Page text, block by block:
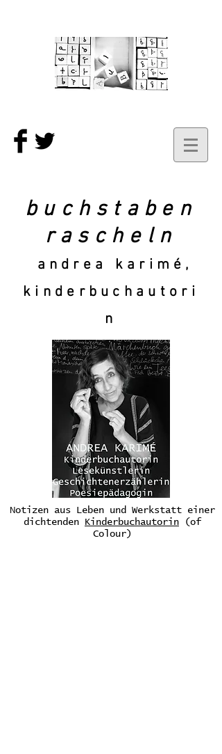
buchstaben
rascheln
andrea karimé,
kinderbuchautori
n
Notizen aus Leben und Werkstatt einer
dichtenden
Kinderbuchautorin (of
Colour)